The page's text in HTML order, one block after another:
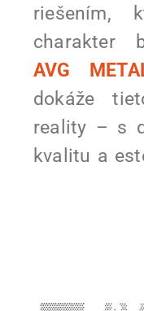
riešením,
charakter
AVG
dokáže
reality – s
kvalitu a